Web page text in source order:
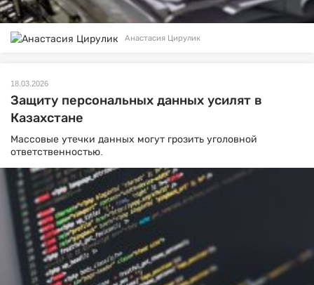
Анастасия Цирулик
18.03.2026
Защиту персональных данных усилят в
Казахстане
Массовые утечки данных могут грозить уголовной
ответственностью.